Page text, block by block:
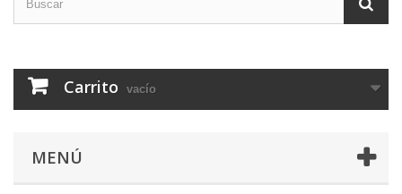
Carrito vacío
MENÚ